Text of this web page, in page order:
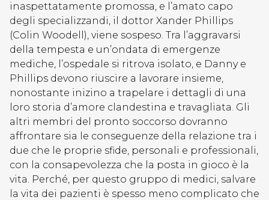
inaspettatamente promossa, e l’amato capo
degli specializzandi, il dottor Xander Phillips
(Colin Woodell), viene sospeso. Tra l’aggravarsi
della tempesta e un’ondata di emergenze
mediche, l’ospedale si ritrova isolato, e Danny e
Phillips devono riuscire a lavorare insieme,
nonostante inizino a trapelare i dettagli di una
loro storia d’amore clandestina e travagliata. Gli
altri membri del pronto soccorso dovranno
affrontare sia le conseguenze della relazione tra i
due che le proprie sfide, personali e professionali,
con la consapevolezza che la posta in gioco è la
vita. Perché, per questo gruppo di medici, salvare
la vita dei pazienti è spesso meno complicato che